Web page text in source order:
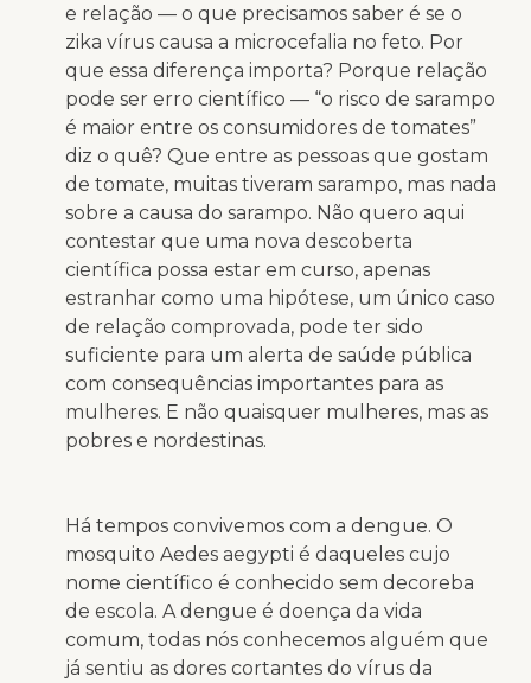
e relação — o que precisamos saber é se o
zika vírus causa a microcefalia no feto. Por
que essa diferença importa? Porque relação
pode ser erro científico — “o risco de sarampo
é maior entre os consumidores de tomates”
diz o quê? Que entre as pessoas que gostam
de tomate, muitas tiveram sarampo, mas nada
sobre a causa do sarampo. Não quero aqui
contestar que uma nova descoberta
científica possa estar em curso, apenas
estranhar como uma hipótese, um único caso
de relação comprovada, pode ter sido
suficiente para um alerta de saúde pública
com consequências importantes para as
mulheres. E não quaisquer mulheres, mas as
pobres e nordestinas.
Há tempos convivemos com a dengue. O
mosquito Aedes aegypti é daqueles cujo
nome científico é conhecido sem decoreba
de escola. A dengue é doença da vida
comum, todas nós conhecemos alguém que
já sentiu as dores cortantes do vírus da